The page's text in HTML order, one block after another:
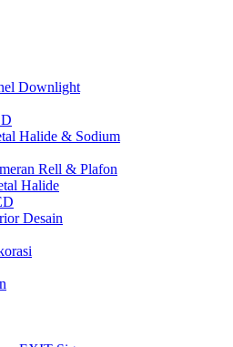
Downlight
Halide & Sodium
Rell & Plafon
Halide
Desain